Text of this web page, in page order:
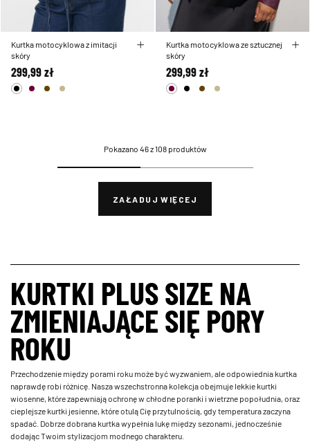
Kurtka motocyklowa z imitacji
skóry
299,99 zł
Kurtka motocyklowa ze sztucznej
skóry
299,99 zł
Pokazano 46 z 108 produktów
ZAŁADUJ WIĘCEJ
KURTKI PLUS SIZE NA
ZMIENIAJĄCE SIĘ PORY
ROKU
Przechodzenie między porami roku może być wyzwaniem, ale odpowiednia kurtka
naprawdę robi różnicę. Nasza wszechstronna kolekcja obejmuje lekkie kurtki
wiosenne, które zapewniają ochronę w chłodne poranki i wietrzne popołudnia, oraz
cieplejsze kurtki jesienne, które otulą Cię przytulnością, gdy temperatura zaczyna
spadać. Dobrze dobrana kurtka wypełnia lukę między sezonami, jednocześnie
dodając Twoim stylizacjom modnego charakteru.